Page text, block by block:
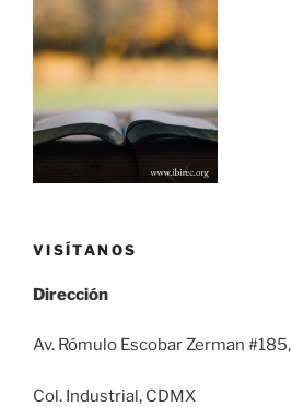
VISÍTANOS
Dirección
Av. Rómulo Escobar Zerman #185,
Col. Industrial, CDMX